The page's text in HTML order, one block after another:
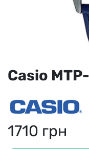
Casio
1710 грн